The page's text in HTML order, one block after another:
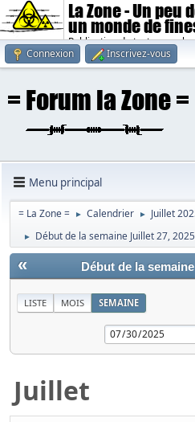
La Zone - Un peu
un monde de
Publication de textes
Connexion
Inscrivez-vous
Menu principal
= La Zone = ► Calendrier ► Juillet
► Début de la semaine Juillet 27, 2025
« Début de la
LISTE MOIS SEMAINE
Juillet